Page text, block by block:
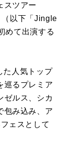
スツアー
以下「Jingle
めて出演する
た人気トップ
巡るプレミア
ゼルス、シカ
包み込み、ア
ェスとして